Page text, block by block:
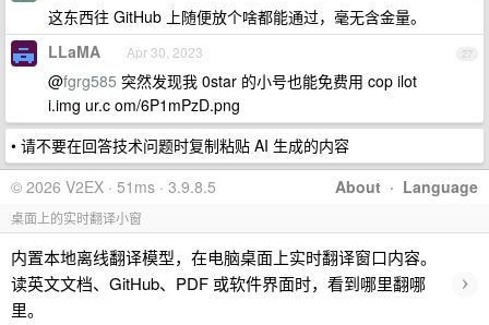
这东西往 GitHub 上随便放个啥都能通过，毫无含金量。
27
LLaMA Apr 30, 2023
@fgrg585 突然发现我 0star 的小号也能免费用 cop ilot
i.img ur.c om/6P1mPzD.png
• 请不要在回答技术问题时复制粘贴 AI 生成的内容
About · Language
© 2026 V2EX · 51ms · 3.9.8.5
桌面上的实时翻译小窗
内置本地离线翻译模型，在电脑桌面上实时翻译窗口内容。
读英文文档、GitHub、PDF 或软件界面时，看到哪里翻哪
里。
›